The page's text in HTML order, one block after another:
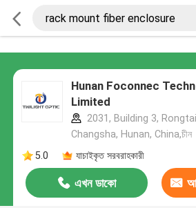
Hunan Foconnec
Limited
2031, Building 3,
Changsha, Hunan, China,চীন
5.0
যাচাইকৃত সরবরাহকারী
এখন ডাকো